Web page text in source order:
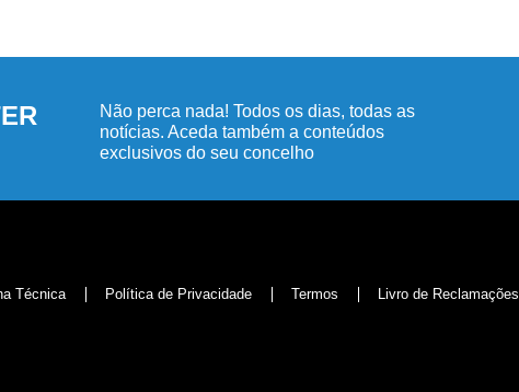
Não perca nada! Todos os dias, todas as
notícias. Aceda também a conteúdos
exclusivos do seu concelho
Técnica Política de Privacidade Termos Livro de Reclamações